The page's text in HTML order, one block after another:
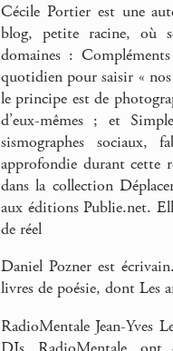
Cécile Portier est une
blog, petite racine, où
domaines :
quotidien pour saisir « nos
le principe est de
d’eux-mêmes ; et
sismographes
approfondie durant cette
dans la collection
aux éditions Publie.net.
de réel
Daniel Pozner est
livres de poésie, dont Les
RadioMentale Jean-Yves